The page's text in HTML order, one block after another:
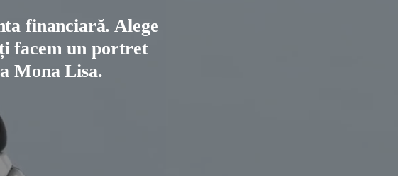
financiară. Alege
facem un portret
Mona Lisa.